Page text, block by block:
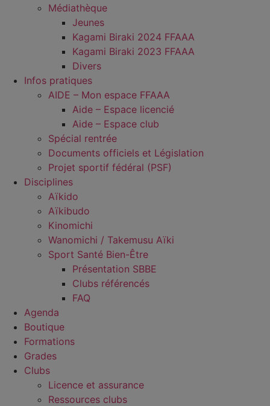
Médiathèque
Jeunes
Kagami Biraki 2024 FFAAA
Kagami Biraki 2023 FFAAA
Divers
Infos pratiques
AIDE – Mon espace FFAAA
Aide – Espace licencié
Aide – Espace club
Spécial rentrée
Documents officiels et Législation
Projet sportif fédéral (PSF)
Disciplines
Aïkido
Aïkibudo
Kinomichi
Wanomichi / Takemusu Aïki
Sport Santé Bien-Être
Présentation SBBE
Clubs référencés
FAQ
Agenda
Boutique
Formations
Grades
Clubs
Licence et assurance
Ressources clubs